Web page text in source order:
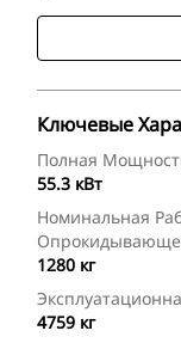
Ключевые
Полная
55.3 кВт
Номинальная
1280 кг
4759 кг